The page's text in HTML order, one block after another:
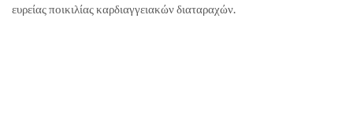
ευρείας ποικιλίας καρδιαγγειακών διαταραχών.